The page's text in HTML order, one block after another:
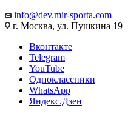
info@dev.mir-sporta.com
г. Москва, ул. Пушкина 19
Вконтакте
Telegram
YouTube
Одноклассники
WhatsApp
Яндекс.Дзен